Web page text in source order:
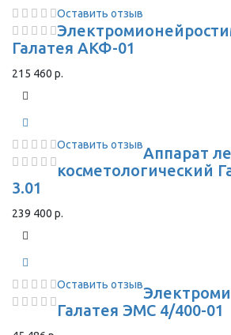
Оставить отзыв
Галатея АКФ-01
215 460 р.
Оставить отзывАппарат
косметологический
3.01
239 400 р.
Оставить отзыв
Галатея ЭМС 4/400-01